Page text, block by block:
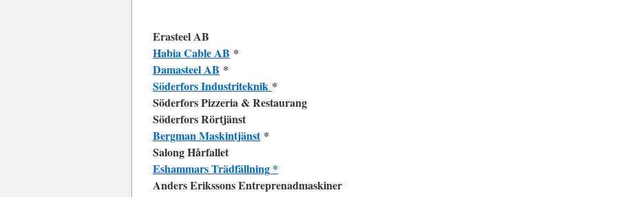
Erasteel AB
Habia Cable AB *
Damasteel AB *
Söderfors Industriteknik *
Söderfors Pizzeria & Restaurang
Söderfors Rörtjänst
Bergman Maskintjänst*
Salong Hårfallet
Eshammars Trädfällning *
Anders Erikssons Entreprenadmaskiner